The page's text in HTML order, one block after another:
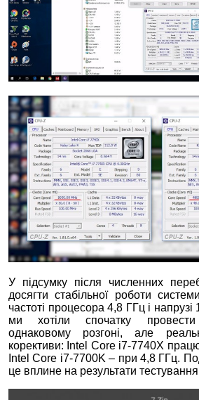
У підсумку після численних
досягти стабільної роботи
частоті процесора 4,8 ГГц і
ми хотіли спочатку
однаковому розгоні, але
корективи: Intel Core i7-7740X
Intel Core i7-7700K – при 4,8 ГГц.
це вплине на результати